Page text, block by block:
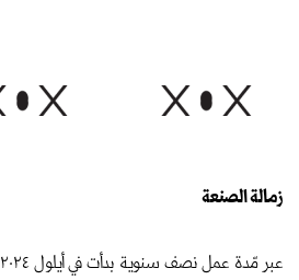
زمالة الصنعة